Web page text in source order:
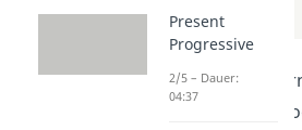
Progressive
In diesem Video
Present Perfect
Present
Progressive
2/5 – Dauer:
04:37